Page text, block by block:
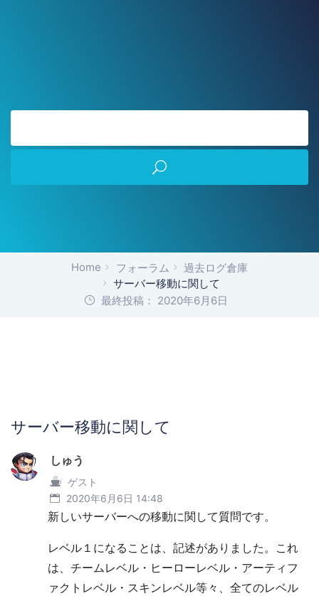
Home フォーラム
過去ログ倉庫
サーバー移動に関して
最終投稿： 2020年6月6日
サーバー移動に関して
しゅう
ゲスト
2020年6月6日 14:48
新しいサーバーへの移動に関して質問です。
レベル１になることは、記述がありました。これ
は、チームレベル・ヒーローレベル・アーティフ
ァクトレベル・スキンレベル等々、全てのレベル